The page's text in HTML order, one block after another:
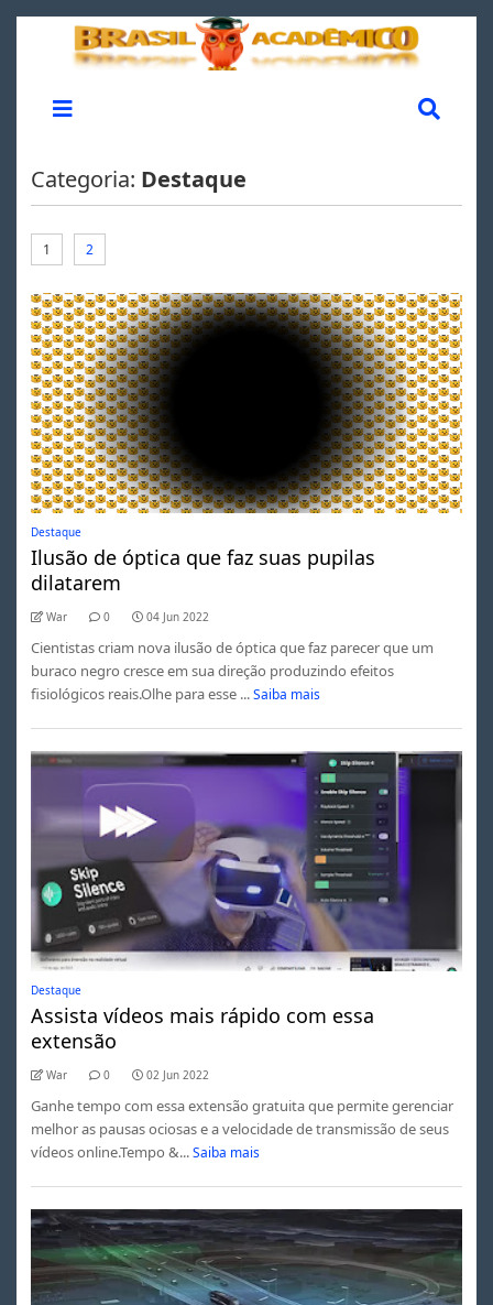
Categoria: Destaque
1 2
Destaque
Ilusão de óptica que faz suas pupilas
dilatarem
War 0 04 Jun 2022
Cientistas criam nova ilusão de óptica que faz parecer que um
buraco negro cresce em sua direção produzindo efeitos
fisiológicos reais.Olhe para esse ... Saiba mais
Destaque
Assista vídeos mais rápido com essa
extensão
War 0 02 Jun 2022
Ganhe tempo com essa extensão gratuita que permite gerenciar
melhor as pausas ociosas e a velocidade de transmissão de seus
vídeos online.Tempo &... Saiba mais